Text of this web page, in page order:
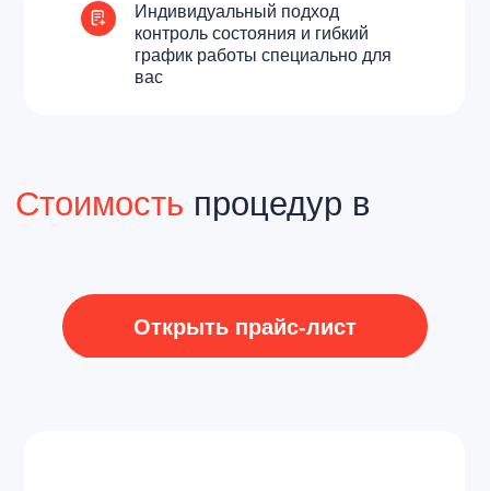
Индивидуальный подход
контроль состояния и гибкий
график работы специально для
вас
в Темрюке